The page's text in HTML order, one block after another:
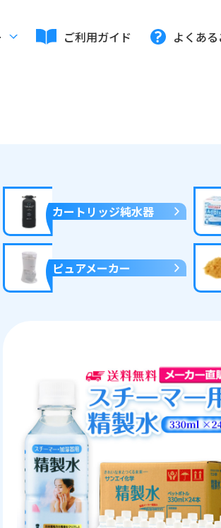
ご利用ガイド よくあ
カートリッジ純水器
ピュアメーカー